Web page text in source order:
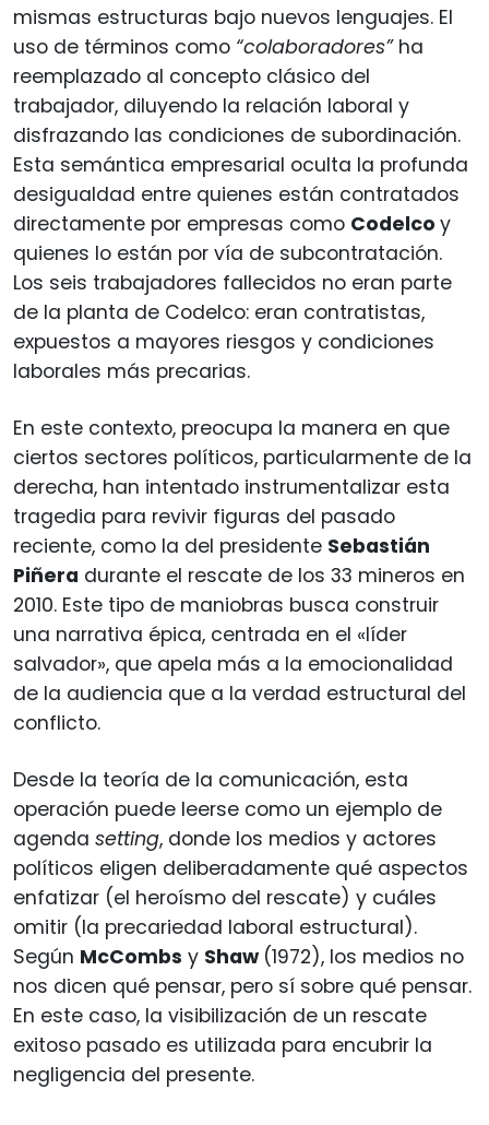
mismas estructuras bajo nuevos lenguajes. El
uso de términos como “colaboradores”ha
reemplazado al concepto clásico del
trabajador, diluyendo la relación laboral y
disfrazando las condiciones de subordinación.
Esta semántica empresarial oculta la profunda
desigualdad entre quienes están contratados
directamente por empresas como Codelco y
quienes lo están por vía de subcontratación.
Los seis trabajadores fallecidos no eran parte
de la planta de Codelco: eran contratistas,
expuestos a mayores riesgos y condiciones
laborales más precarias.
En este contexto, preocupa la manera en que
ciertos sectores políticos, particularmente de la
derecha, han intentado instrumentalizar esta
tragedia para revivir figuras del pasado
reciente, como la del presidente Sebastián
Piñera durante el rescate de los 33 mineros en
2010. Este tipo de maniobras busca construir
una narrativa épica, centrada en el «líder
salvador», que apela más a la emocionalidad
de la audiencia que a la verdad estructural del
conflicto.
Desde la teoría de la comunicación, esta
operación puede leerse como un ejemplo de
agenda setting, donde los medios y actores
políticos eligen deliberadamente qué aspectos
enfatizar (el heroísmo del rescate) y cuáles
omitir (la precariedad laboral estructural).
Según McCombs y Shaw (1972), los medios no
nos dicen qué pensar, pero sí sobre qué pensar.
En este caso, la visibilización de un rescate
exitoso pasado es utilizada para encubrir la
negligencia del presente.